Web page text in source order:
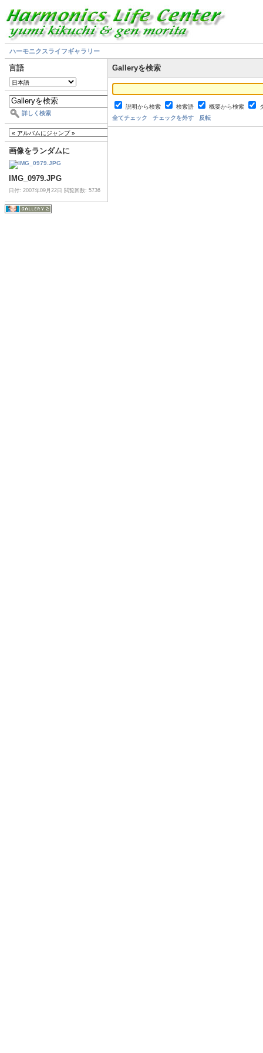
ハーモニクスライフギャラリー
言語
詳しく検索
画像をランダムに
IMG_0979.JPG
日付: 2007年09月22日 閲覧回数: 5736
Galleryを検索
説明から検索 検索語 概要から検索
全てチェック
チェックを外す 反転